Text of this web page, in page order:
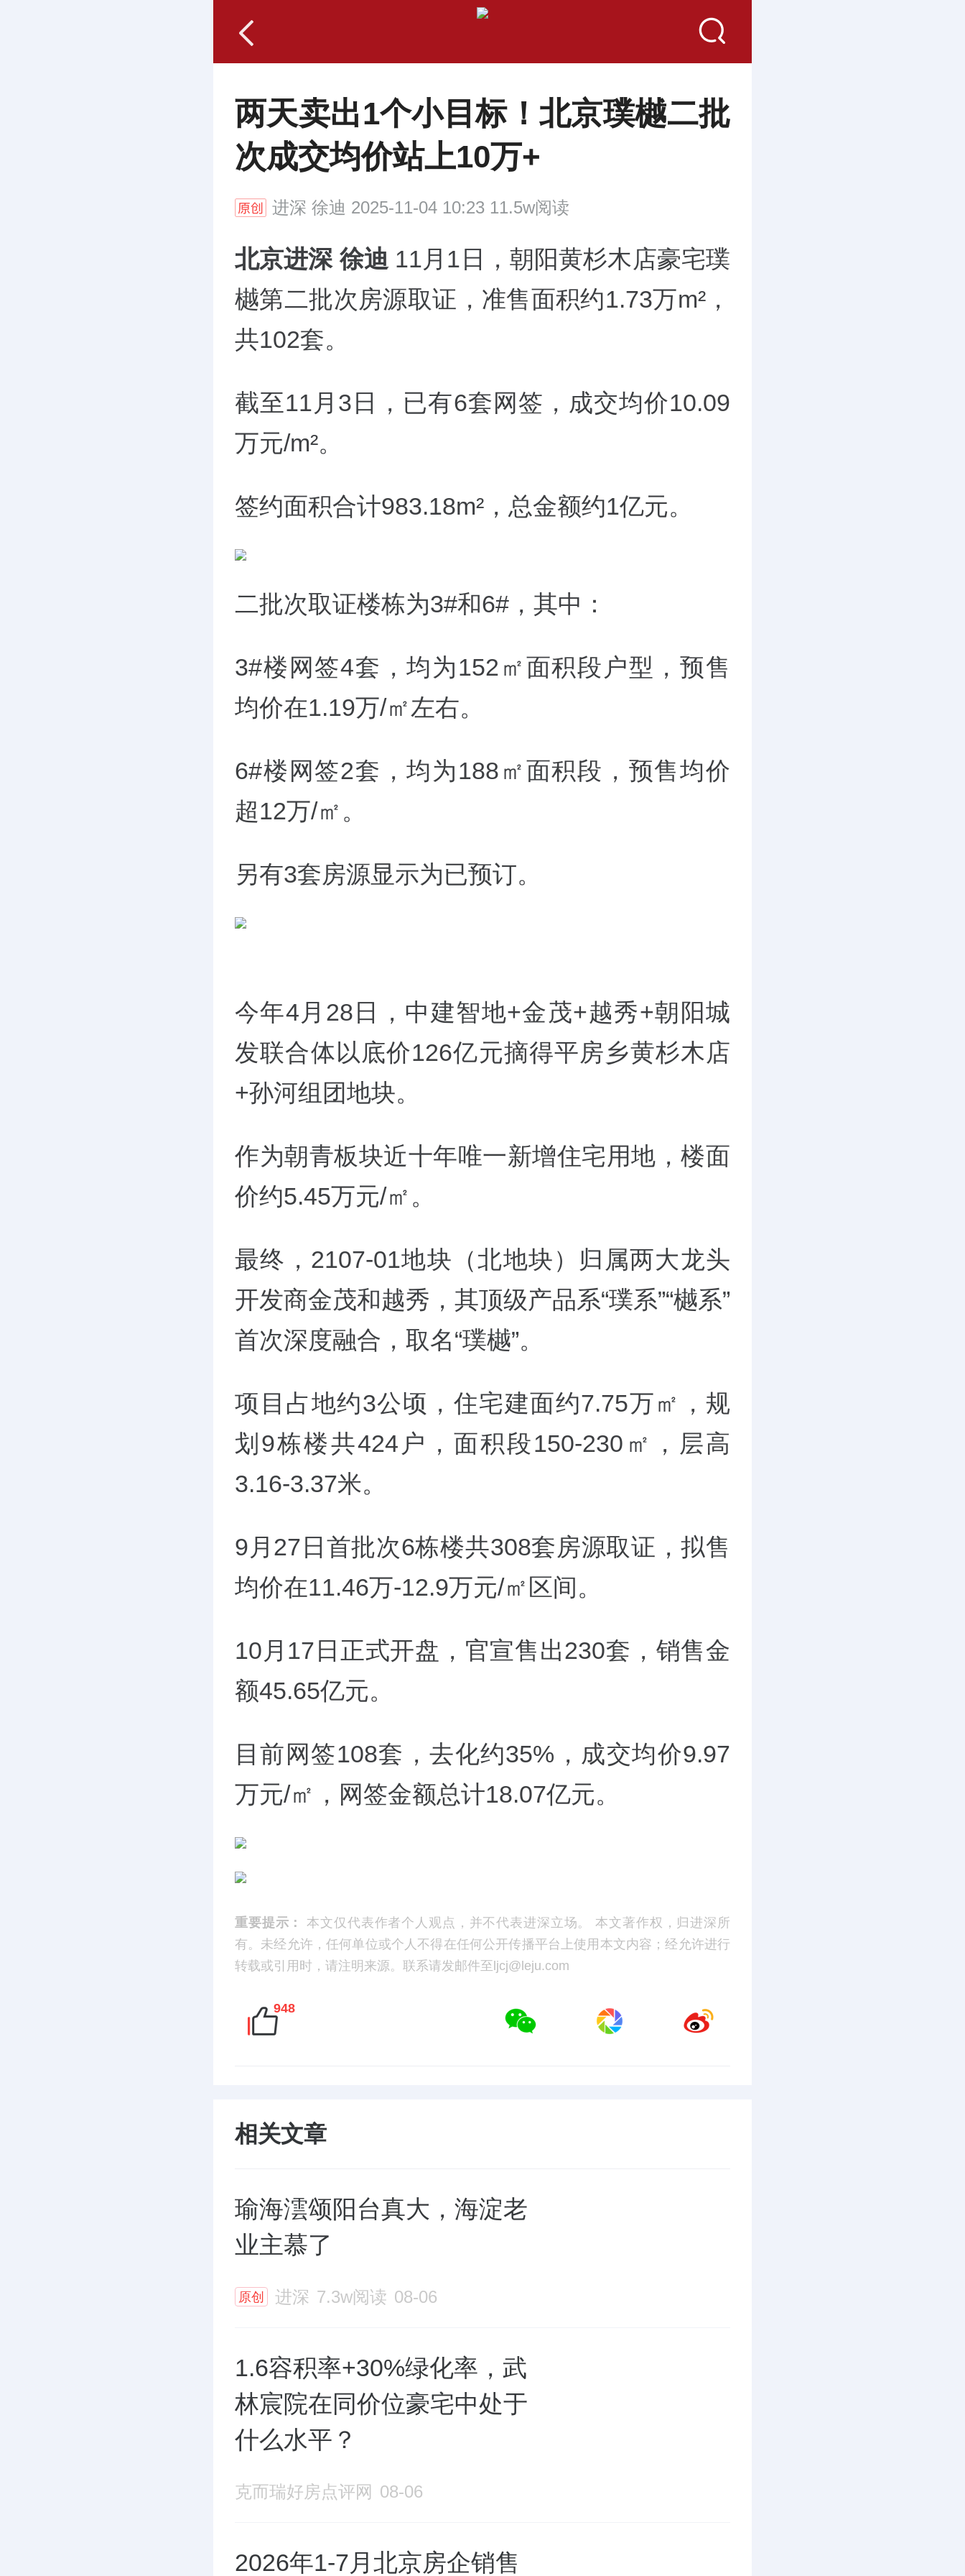
两天卖出1个小目标！北京璞樾二批
次成交均价站上10万+
进深 徐迪 2025-11-04 10:23 11.5w阅读
北京进深 徐迪 11月1日，朝阳黄杉木店豪宅璞
樾第二批次房源取证，准售面积约1.73万m²，
共102套。
截至11月3日，已有6套网签，成交均价10.09
万元/m²。
签约面积合计983.18m²，总金额约1亿元。
二批次取证楼栋为3#和6#，其中：
3#楼网签4套，均为152㎡面积段户型，预售
均价在1.19万/㎡左右。
6#楼网签2套，均为188㎡面积段，预售均价
超12万/㎡。
另有3套房源显示为已预订。
今年4月28日，中建智地+金茂+越秀+朝阳城
发联合体以底价126亿元摘得平房乡黄杉木店
+孙河组团地块。
作为朝青板块近十年唯一新增住宅用地，楼面
价约5.45万元/㎡。
最终，2107-01地块（北地块）归属两大龙头
开发商金茂和越秀，其顶级产品系“璞系”“樾系”
首次深度融合，取名“璞樾”。
项目占地约3公顷，住宅建面约7.75万㎡，规
划9栋楼共424户，面积段150-230㎡，层高
3.16-3.37米。
9月27日首批次6栋楼共308套房源取证，拟售
均价在11.46万-12.9万元/㎡区间。
10月17日正式开盘，官宣售出230套，销售金
额45.65亿元。
目前网签108套，去化约35%，成交均价9.97
万元/㎡，网签金额总计18.07亿元。
重要提示：
本文仅代表作者个人观点，并不代表进深立场。 本文著作权，归进深所
有。未经允许，任何单位或个人不得在任何公开传播平台上使用本文内容；经允许进行
转载或引用时，请注明来源。联系请发邮件至ljcj@leju.com
948
相关文章
瑜海澐颂阳台真大，海淀老
业主慕了
原创 进深 7.3w阅读 08-06
1.6容积率+30%绿化率，武
林宸院在同价位豪宅中处于
什么水平？
克而瑞好房点评网 08-06
2026年1-7月北京房企销售